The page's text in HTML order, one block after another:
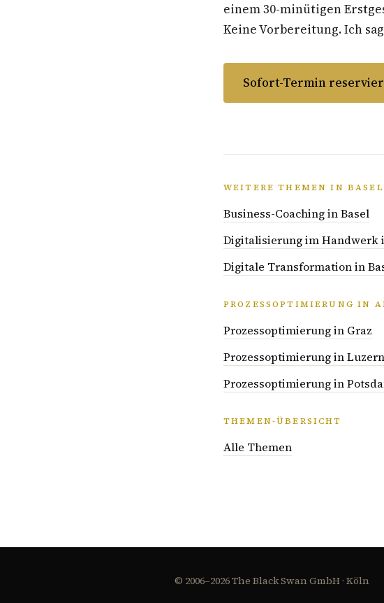
einem 30-minütigen
Keine Vorbereitung. Ich
Sofort-Termin
WEITERE THEMEN IN BASEL
Business-Coaching in Basel
Digitalisierung im Handwerk
Digitale Transformation in
PROZESSOPTIMIERUNG IN
Prozessoptimierung in Graz
Prozessoptimierung in Luzern
Prozessoptimierung in
THEMEN-ÜBERSICHT
Alle Themen
© 2006–2026 The Black Swan GmbH · Köln